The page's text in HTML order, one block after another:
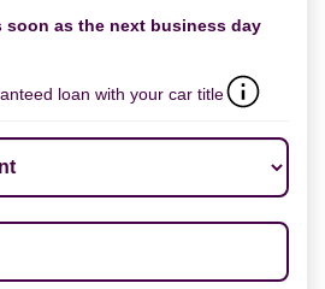
soon as the next business day
loan with your car title